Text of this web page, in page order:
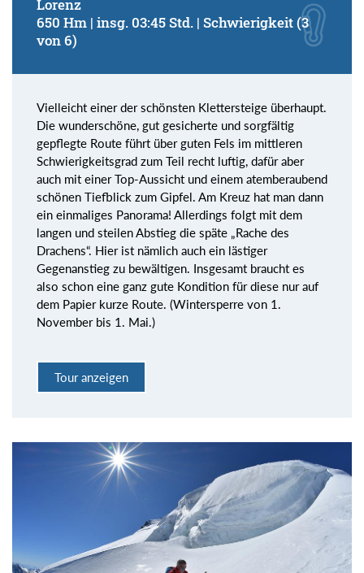
Lorenz
650 Hm | insg. 03:45 Std. | Schwierigkeit (3
von 6)
Vielleicht einer der schönsten Klettersteige überhaupt.
Die wunderschöne, gut gesicherte und sorgfältig
gepflegte Route führt über guten Fels im mittleren
Schwierigkeitsgrad zum Teil recht luftig, dafür aber
auch mit einer Top-Aussicht und einem atemberaubend
schönen Tiefblick zum Gipfel. Am Kreuz hat man dann
ein einmaliges Panorama! Allerdings folgt mit dem
langen und steilen Abstieg die späte „Rache des
Drachens“. Hier ist nämlich auch ein lästiger
Gegenanstieg zu bewältigen. Insgesamt braucht es
also schon eine ganz gute Kondition für diese nur auf
dem Papier kurze Route. (Wintersperre von 1.
November bis 1. Mai.)
Tour anzeigen